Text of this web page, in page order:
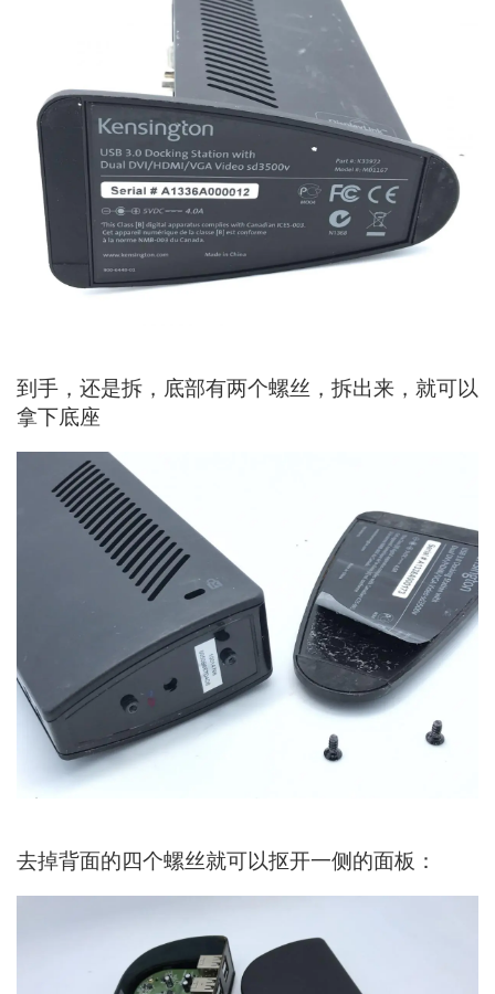
到手，还是拆，底部有两个螺丝，拆出来，就可以
拿下底座
去掉背面的四个螺丝就可以抠开一侧的面板：